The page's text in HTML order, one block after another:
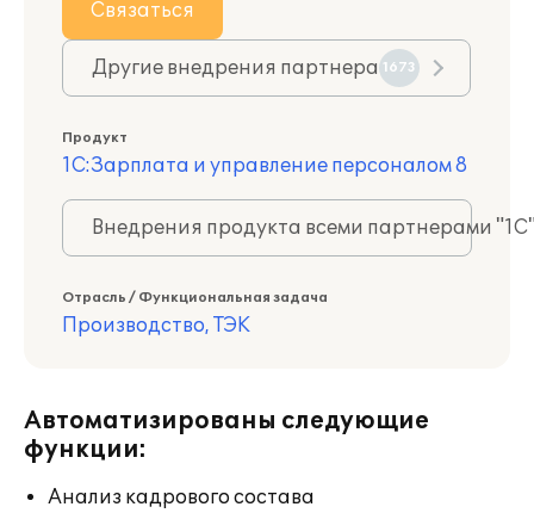
Связаться
Другие внедрения партнера 1673
Продукт
1С:Зарплата и управление персоналом 8
Внедрения продукта всеми партнерами
Отрасль / Функциональная задача
Производство, ТЭК
Автоматизированы следующие
функции:
Анализ кадрового состава